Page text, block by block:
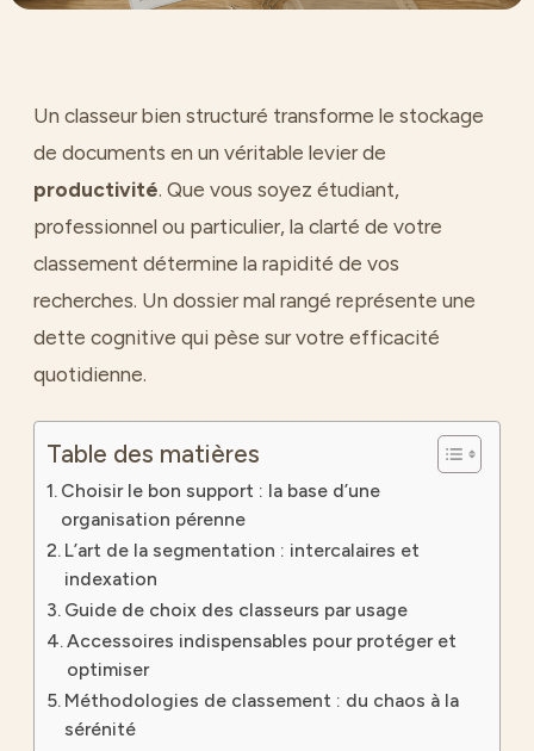
Un classeur bien structuré transforme le stockage
de documents en un véritable levier de
productivité. Que vous soyez étudiant,
professionnel ou particulier, la clarté de votre
classement détermine la rapidité de vos
recherches. Un dossier mal rangé représente une
dette cognitive qui pèse sur votre efficacité
quotidienne.
Table des matières
Choisir le bon support : la base d’une
organisation pérenne
L’art de la segmentation : intercalaires et
indexation
Guide de choix des classeurs par usage
Accessoires indispensables pour protéger et
optimiser
Méthodologies de classement : du chaos à la
sérénité